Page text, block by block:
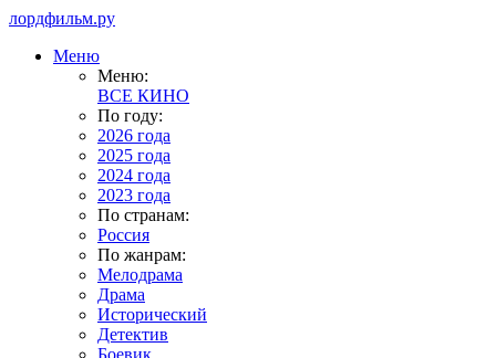
лордфильм.ру
Меню
Меню:
ВСЕ КИНО
По году:
2026 года
2025 года
2024 года
2023 года
По странам:
Россия
По жанрам:
Мелодрама
Драма
Исторический
Детектив
Боевик